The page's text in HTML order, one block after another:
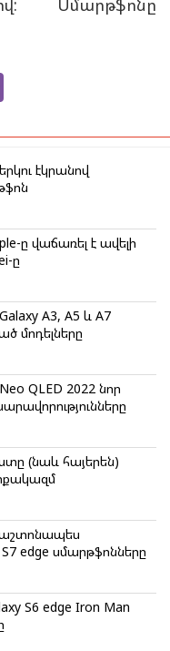
Սմարթֆոնը
r
էկրանով
ը վաճառել է ավելի
ը
A3, A5 և A7
մոդելները
QLED 2022 նոր
(նաև հայերեն)
edge սմարթֆոնները
S6 edge Iron Man